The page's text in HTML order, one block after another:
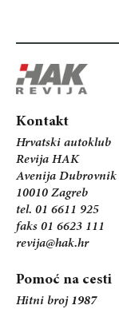
Kontakt
Hrvatski autoklub
Revija HAK
Avenija Dubrovnik
10010 Zagreb
tel. 01 6611 925
faks 01 6623 111
revija@hak.hr
Pomoć na cesti
Hitni broj 1987